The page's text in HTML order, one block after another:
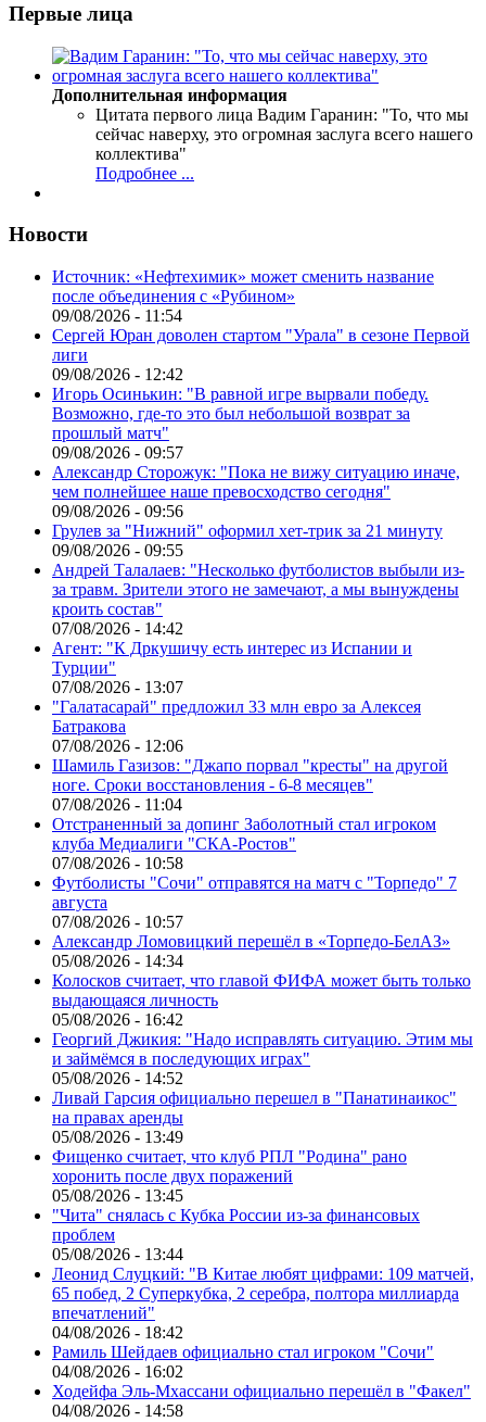
Первые лица
Дополнительная информация
Цитата первого лица Вадим Гаранин: "То, что мы
сейчас наверху, это огромная заслуга всего нашего
коллектива"
Подробнее ...
Новости
Источник: «Нефтехимик» может сменить название
после объединения с «Рубином»
09/08/2026 - 11:54
Сергей Юран доволен стартом "Урала" в сезоне Первой
лиги
09/08/2026 - 12:42
Игорь Осинькин: "В равной игре вырвали победу.
Возможно, где-то это был небольшой возврат за
прошлый матч"
09/08/2026 - 09:57
Александр Сторожук: "Пока не вижу ситуацию иначе,
чем полнейшее наше превосходство сегодня"
09/08/2026 - 09:56
Грулев за "Нижний" оформил хет-трик за 21 минуту
09/08/2026 - 09:55
Андрей Талалаев: "Несколько футболистов выбыли из-
за травм. Зрители этого не замечают, а мы вынуждены
кроить состав"
07/08/2026 - 14:42
Агент: "К Дркушичу есть интерес из Испании и
Турции"
07/08/2026 - 13:07
"Галатасарай" предложил 33 млн евро за Алексея
Батракова
07/08/2026 - 12:06
Шамиль Газизов: "Джапо порвал "кресты" на другой
ноге. Сроки восстановления - 6-8 месяцев"
07/08/2026 - 11:04
Отстраненный за допинг Заболотный стал игроком
клуба Медиалиги "СКА-Ростов"
07/08/2026 - 10:58
Футболисты "Сочи" отправятся на матч с "Торпедо" 7
августа
07/08/2026 - 10:57
Александр Ломовицкий перешёл в «Торпедо-БелАЗ»
05/08/2026 - 14:34
Колосков считает, что главой ФИФА может быть только
выдающаяся личность
05/08/2026 - 16:42
Георгий Джикия: "Надо исправлять ситуацию. Этим мы
и займёмся в последующих играх"
05/08/2026 - 14:52
Ливай Гарсия официально перешел в "Панатинаикос"
на правах аренды
05/08/2026 - 13:49
Фищенко считает, что клуб РПЛ "Родина" рано
хоронить после двух поражений
05/08/2026 - 13:45
"Чита" снялась с Кубка России из-за финансовых
проблем
05/08/2026 - 13:44
Леонид Слуцкий: "В Китае любят цифрами: 109 матчей,
65 побед, 2 Суперкубка, 2 серебра, полтора миллиарда
впечатлений"
04/08/2026 - 18:42
Рамиль Шейдаев официально стал игроком "Сочи"
04/08/2026 - 16:02
Ходейфа Эль-Мхассани официально перешёл в "Факел"
04/08/2026 - 14:58